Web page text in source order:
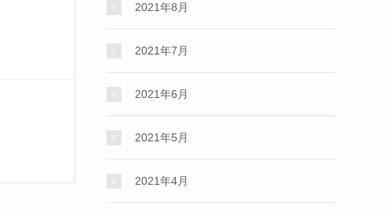
2021年8月
2021年7月
2021年6月
2021年5月
2021年4月